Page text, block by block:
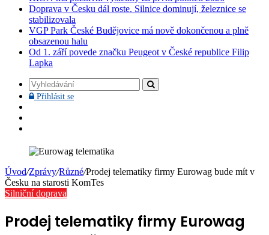
Doprava v Česku dál roste. Silnice dominují, železnice se
stabilizovala
VGP Park České Budějovice má nově dokončenou a plně
obsazenou halu
Od 1. září povede značku Peugeot v České republice Filip
Lapka
Vyhledávání
Přihlásit sePřihlásit
Úvod/Zprávy/Různé/Prodej telematiky firmy Eurowag bude mít v
Česku na starosti KomTes
Silniční doprava
Prodej telematiky firmy Eurowag